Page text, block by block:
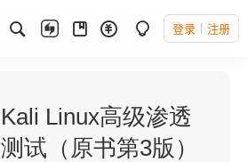
登录 注册
Kali Linux高级渗透
测试（原书第3版）